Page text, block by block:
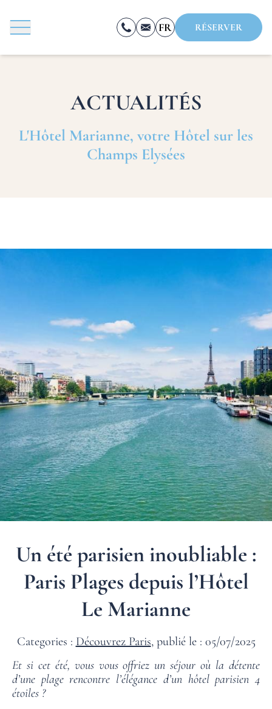
FR
RÉSERVER
RÉSERVER
ACTUALITÉS
L'Hôtel Marianne, votre Hôtel sur les
Champs Elysées
Un été parisien inoubliable :
Paris Plages depuis l’Hôtel
Le Marianne
Categories : Découvrez Paris, publié le : 05/07/2025
Et si cet été, vous vous offriez un séjour où la détente
d’une plage rencontre l’élégance d’un hôtel parisien 4
étoiles ?